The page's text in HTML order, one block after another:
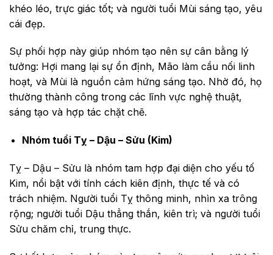
khéo léo, trực giác tốt; và người tuổi Mùi sáng tạo, yêu
cái đẹp.
Sự phối hợp này giúp nhóm tạo nên sự cân bằng lý
tưởng: Hợi mang lại sự ổn định, Mão làm cầu nối linh
hoạt, và Mùi là nguồn cảm hứng sáng tạo. Nhờ đó, họ
thường thành công trong các lĩnh vực nghệ thuật,
sáng tạo và hợp tác chặt chẽ.
Nhóm tuổi Tỵ – Dậu – Sửu (Kim)
Tỵ – Dậu – Sửu là nhóm tam hợp đại diện cho yếu tố
Kim, nổi bật với tính cách kiên định, thực tế và có
trách nhiệm. Người tuổi Tỵ thông minh, nhìn xa trông
rộng; người tuổi Dậu thẳng thắn, kiên trì; và người tuổi
Sửu chăm chỉ, trung thực.